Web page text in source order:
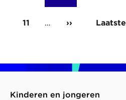
leerlingen
in
Pagina
11 … Volgende
›› Laatste
Kinderen en jongeren